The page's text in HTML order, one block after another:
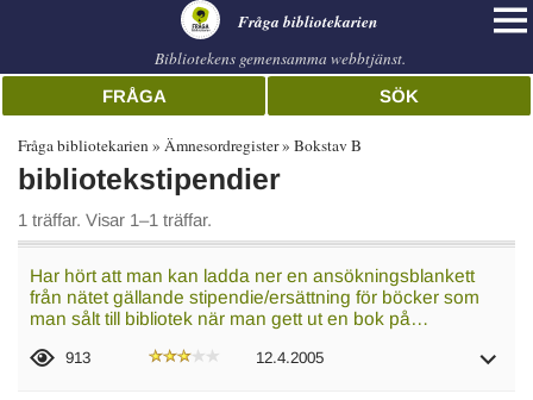
Fråga bibliotekarien
Bibliotekens gemensamma webbtjänst.
FRÅGA SÖK
Fråga bibliotekarien Ämnesordregister Bokstav B
bibliotekstipendier
1 träffar. Visar 1–1 träffar.
Har hört att man kan ladda ner en ansökningsblankett
från nätet gällande stipendie/ersättning för böcker som
man sålt till bibliotek när man gett ut en bok på…
913 12.4.2005